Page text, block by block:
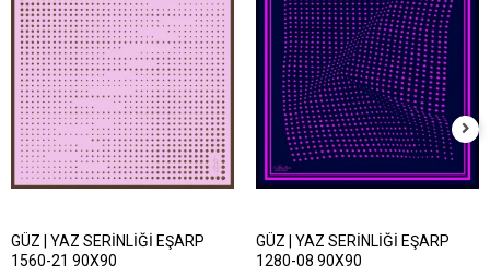
GÜZ | YAZ SERİNLİĞİ EŞARP
1560-21 90X90
GÜZ | YAZ SERİNLİĞİ EŞARP
1280-08 90X90